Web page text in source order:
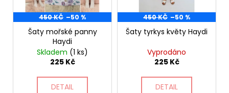
450 KČ –50 %
Šaty mořské panny
Haydi
Skladem (1 ks)
225 Kč
DETAIL
450 KČ –50 %
Šaty tyrkys květy Haydi
Vyprodáno
225 Kč
DETAIL
Původně:
330
Kč